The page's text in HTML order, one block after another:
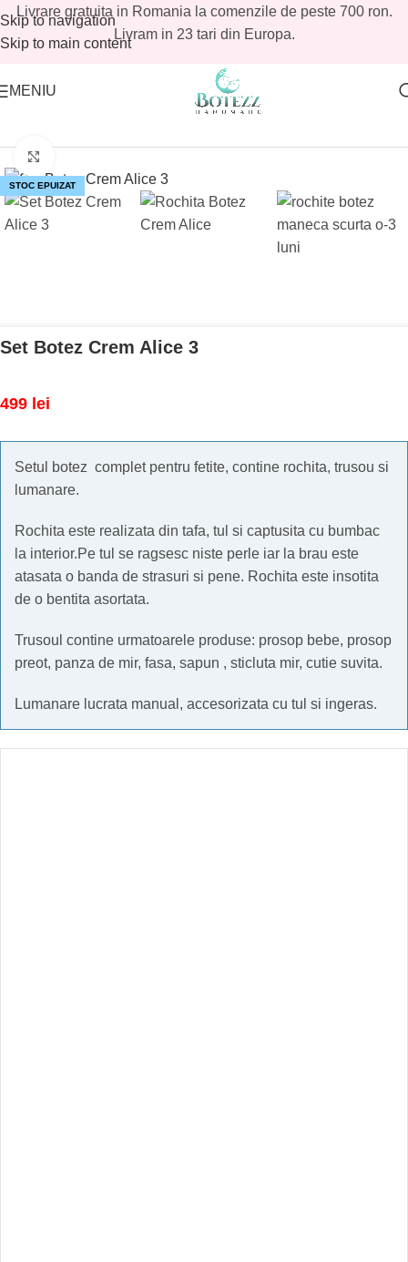
Skip to navigation
Skip to main content
Livrare gratuita in Romania la comenzile de peste 700 ron.
Livram in 23 tari din Europa.
MENIU
Seturi botez fetite
STOC EPUIZAT
Set Botez Crem Alice 3
499 lei
Setul botez complet pentru fetite, contine rochita, trusou si
lumanare.
Rochita este realizata din tafa, tul si captusita cu bumbac
la interior.Pe tul se ragsesc niste perle iar la brau este
atasata o banda de strasuri si pene. Rochita este insotita
de o bentita asortata.
Trusoul contine urmatoarele produse: prosop bebe, prosop
preot, panza de mir, fasa, sapun , sticluta mir, cutie suvita.
Lumanare lucrata manual, accesorizata cu tul si ingeras.